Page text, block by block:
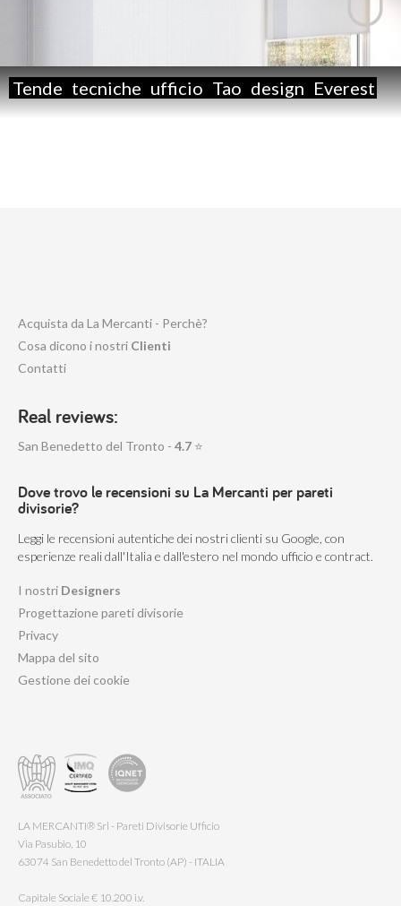
Tende tecniche ufficio Tao design Everest
Acquista da La Mercanti - Perchè?
Cosa dicono i nostri Clienti
Contatti
Real reviews:
San Benedetto del Tronto - 4.7 ⭐
Dove trovo le recensioni su La Mercanti per pareti
divisorie?
Leggi le recensioni autentiche dei nostri clienti su Google, con
esperienze reali dall'Italia e dall'estero nel mondo ufficio e contract.
I nostri Designers
Progettazione pareti divisorie
Privacy
Mappa del sito
Gestione dei cookie
LA MERCANTI® Srl - Pareti Divisorie Ufficio
Via Pasubio, 10
63074 San Benedetto del Tronto (AP) - ITALIA
Capitale Sociale € 10.200 i.v.